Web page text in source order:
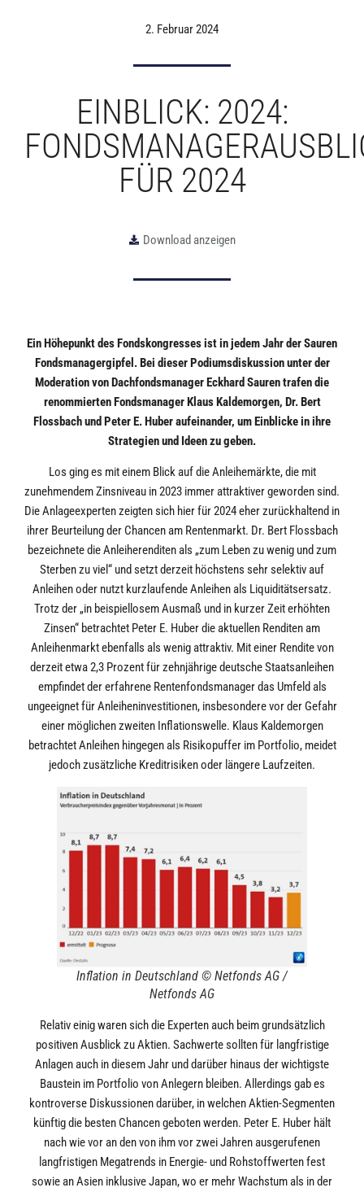
2. Februar 2024
EINBLICK: 2024:
FÜR 2024
Download anzeigen
Ein Höhepunkt des Fondskongresses ist in jedem Jahr der Sauren
Fondsmanagergipfel. Bei dieser Podiumsdiskussion unter der
Moderation von Dachfondsmanager Eckhard Sauren trafen die
renommierten Fondsmanager Klaus Kaldemorgen, Dr. Bert
Flossbach und Peter E. Huber aufeinander, um Einblicke in ihre
Strategien und Ideen zu geben.
Los ging es mit einem Blick auf die Anleihemärkte, die mit
zunehmendem Zinsniveau in 2023 immer attraktiver geworden sind.
Die Anlageexperten zeigten sich hier für 2024 eher zurückhaltend in
ihrer Beurteilung der Chancen am Rentenmarkt. Dr. Bert Flossbach
bezeichnete die Anleiherenditen als „zum Leben zu wenig und zum
Sterben zu viel“ und setzt derzeit höchstens sehr selektiv auf
Anleihen oder nutzt kurzlaufende Anleihen als Liquiditätsersatz.
Trotz der „in beispiellosem Ausmaß und in kurzer Zeit erhöhten
Zinsen“ betrachtet Peter E. Huber die aktuellen Renditen am
Anleihenmarkt ebenfalls als wenig attraktiv. Mit einer Rendite von
derzeit etwa 2,3 Prozent für zehnjährige deutsche Staatsanleihen
empfindet der erfahrene Rentenfondsmanager das Umfeld als
ungeeignet für Anleiheninvestitionen, insbesondere vor der Gefahr
einer möglichen zweiten Inflationswelle. Klaus Kaldemorgen
betrachtet Anleihen hingegen als Risikopuffer im Portfolio, meidet
jedoch zusätzliche Kreditrisiken oder längere Laufzeiten.
Inflation in Deutschland © Netfonds AG /
Netfonds AG
Relativ einig waren sich die Experten auch beim grundsätzlich
positiven Ausblick zu Aktien. Sachwerte sollten für langfristige
Anlagen auch in diesem Jahr und darüber hinaus der wichtigste
Baustein im Portfolio von Anlegern bleiben. Allerdings gab es
kontroverse Diskussionen darüber, in welchen Aktien-Segmenten
künftig die besten Chancen geboten werden. Peter E. Huber hält
nach wie vor an den von ihm vor zwei Jahren ausgerufenen
langfristigen Megatrends in Energie- und Rohstoffwerten fest
sowie an Asien inklusive Japan, wo er mehr Wachstum als in der